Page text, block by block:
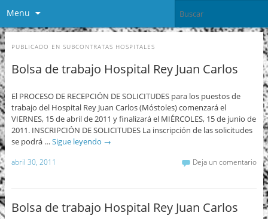
Menu
PUBLICADO EN SUBCONTRATAS HOSPITALES
Bolsa de trabajo Hospital Rey Juan Carlos
El PROCESO DE RECEPCIÓN DE SOLICITUDES para los puestos de
trabajo del Hospital Rey Juan Carlos (Móstoles) comenzará el
VIERNES, 15 de abril de 2011 y finalizará el MIÉRCOLES, 15 de junio de
2011. INSCRIPCIÓN DE SOLICITUDES La inscripción de las solicitudes
se podrá … Sigue leyendo →
abril 30, 2011 Deja un comentario
Bolsa de trabajo Hospital Rey Juan Carlos